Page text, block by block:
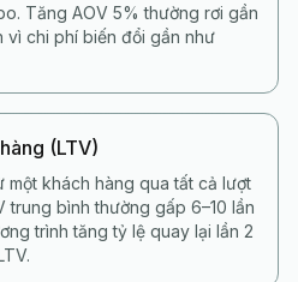
Tăng AOV 5% thường rơi gần
vì chi phí biến đổi gần như
(LTV)
một khách hàng qua tất cả lượt
trung bình thường gấp 6–10 lần
trình tăng tỷ lệ quay lại lần 2